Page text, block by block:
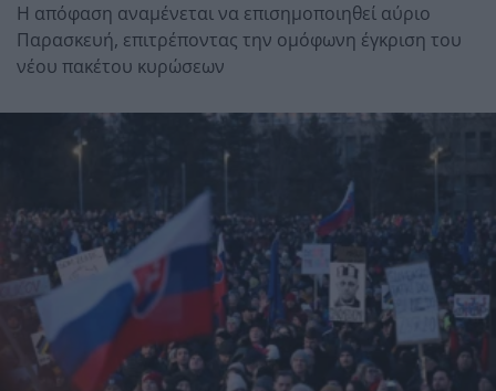
Η απόφαση αναμένεται να επισημοποιηθεί αύριο
Παρασκευή, επιτρέποντας την ομόφωνη έγκριση του
νέου πακέτου κυρώσεων